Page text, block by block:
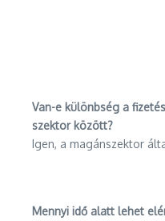
Van-e különbség a
szektor között?
Igen, a magánszektor
Mennyi idő alatt lehet